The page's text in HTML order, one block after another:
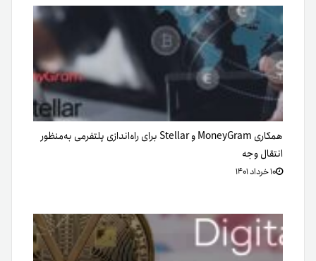
همکاری MoneyGram و Stellar برای راه‌‌اندازی پلتفرمی به‌منظور
انتقال وجه
۱۰ خرداد ۱۴۰۱